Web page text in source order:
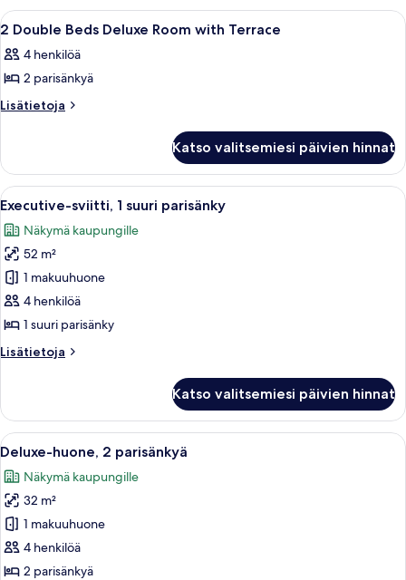
ONE
KING
BED
kuvat
ROOM
WITH
KING
BED
Avaa
kaikki
huonetyypin
2
Double
Room
with
Terrace
kuvat
Hotellihuone, jossa on kaksi sänkyä,
4
2 Double Beds Deluxe Room with Terrace
4 henkilöä
2 parisänkyä
Lisätietoja
Lisätietoja
Beds
Deluxe
Room
Terrace
Katso valitsemiesi päivien hinnat
Avaa
kaikki
huonetyypin
Executive-
sviitti,
1
suuri
kuvat
Hotellihuone, jossa on suuri sänky,
7
Executive-sviitti, 1 suuri parisänky
Näkymä kaupungille
52 m²
1 makuuhuone
4 henkilöä
1 suuri parisänky
Lisätietoja
Lisätietoja
1
suuri
parisänky
Katso valitsemiesi päivien hinnat
Avaa
kaikki
huonetyypin
Deluxe-
huone,
2
parisänkyä
Hotellihuone, jossa on kaksi sänkyä,
4
Deluxe-huone, 2 parisänkyä
Näkymä kaupungille
32 m²
1 makuuhuone
4 henkilöä
2 parisänkyä